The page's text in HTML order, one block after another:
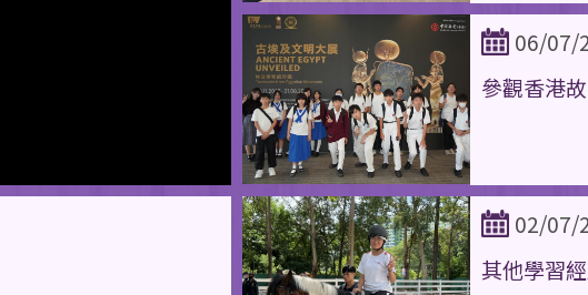
06/07/
參觀香港
02/07/
其他學習